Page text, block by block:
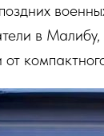
в Малибу,